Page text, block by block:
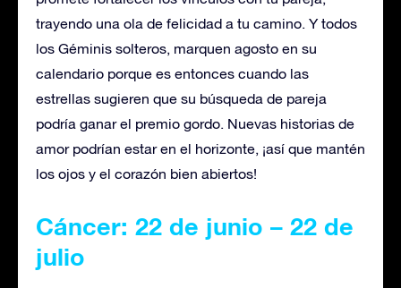
trayendo una ola de felicidad a tu camino. Y todos
los Géminis solteros, marquen agosto en su
calendario porque es entonces cuando las
estrellas sugieren que su búsqueda de pareja
podría ganar el premio gordo. Nuevas historias de
amor podrían estar en el horizonte, ¡así que mantén
los ojos y el corazón bien abiertos!
Cáncer: 22 de junio – 22 de
julio